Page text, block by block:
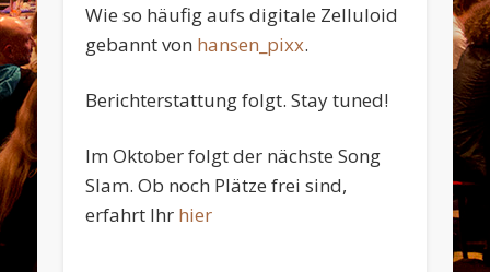
Wie so häufig aufs digitale Zelluloid
gebannt von hansen_pixx.
Berichterstattung folgt. Stay tuned!
Im Oktober folgt der nächste Song
Slam. Ob noch Plätze frei sind,
erfahrt Ihr hier